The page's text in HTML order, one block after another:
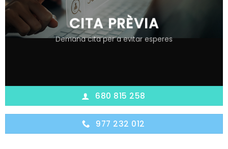
CITA PRÈVIA
Demana cita per a evitar esperes
680 815 258
977 232 012